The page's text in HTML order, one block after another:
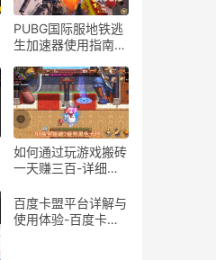
PUBG国际服地铁逃
生加速器使用指南-
国际服地铁逃生加速
器提升游戏体验
如何通过玩游戏搬砖
一天赚三百-详细揭
三百的方法
百度卡盟平台详解与
使用体验-百度卡盟